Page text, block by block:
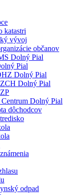
katastri
vývoj
občanov
Dolný Pial
Pial
Dolný Pial
Dolný Pial
Centrum Dolný Pial
dôchodcov
odpad